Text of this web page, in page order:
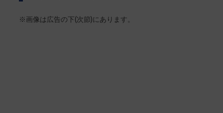
※画像は広告の下(次節)にあります。